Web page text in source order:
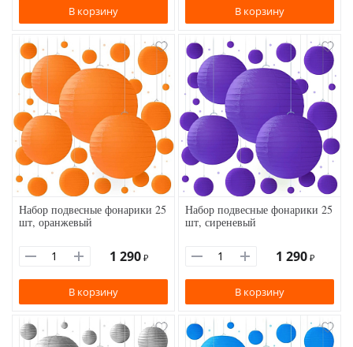
В корзину В корзину
Набор подвесные фонарики 25
шт, оранжевый
1 290 ₽
В корзину
Набор подвесные фонарики 25
шт, сиреневый
1 290 ₽
В корзину